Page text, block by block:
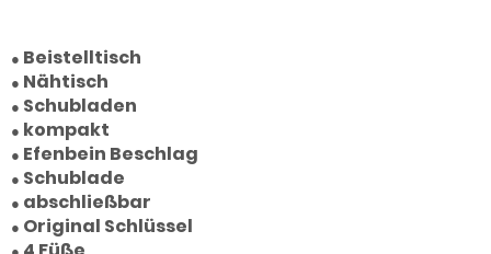
● Beistelltisch
● Nähtisch
● Schubladen
● kompakt
● Efenbein Beschlag
● Schublade
● abschließbar
● Original Schlüssel